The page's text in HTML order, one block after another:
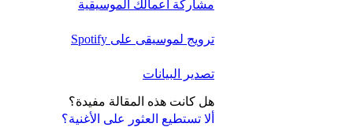
ألا تستطيع العثور على الأغنية؟
مشاركة أعمالك الموسيقية
ترويج لموسيقى على Spotify
تصدير البيانات
هل كانت هذه المقالة مفيدة؟